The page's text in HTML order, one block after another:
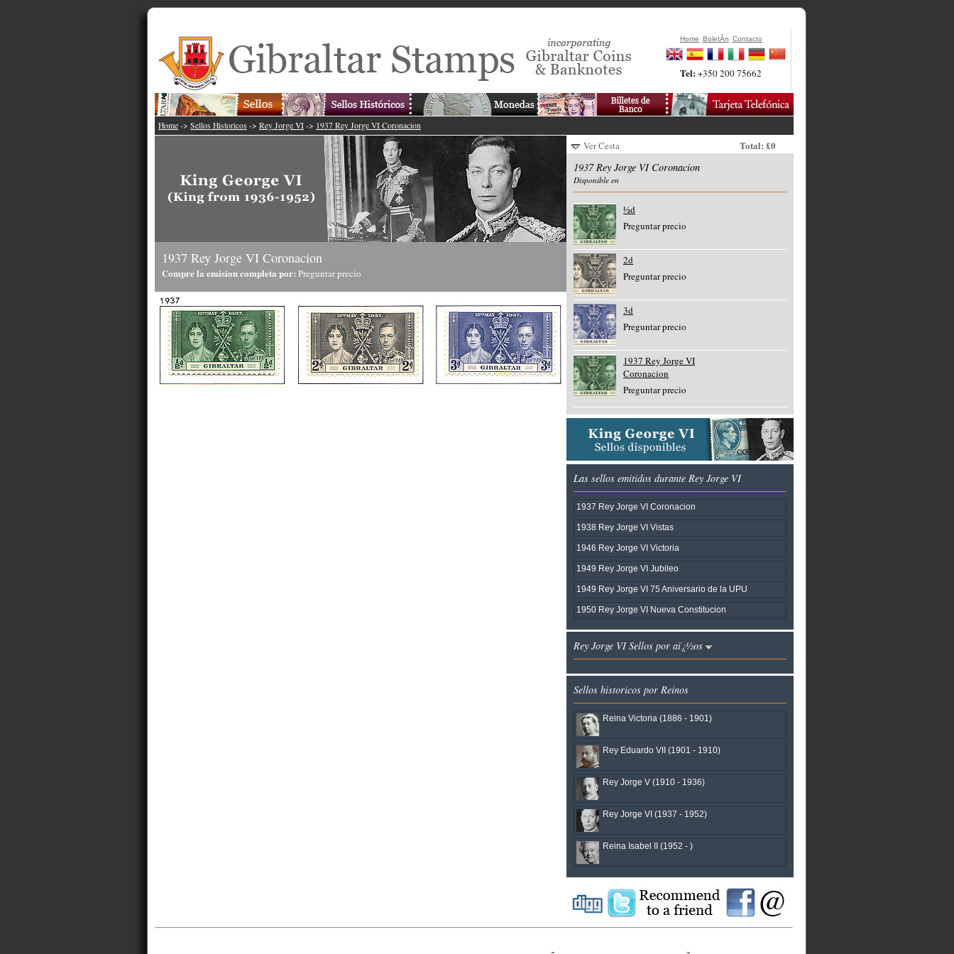
Home BoletÃ­n Contacto
Tel:+350 200 75662
Home -> Sellos Historicos -> Rey Jorge VI -> 1937 Rey Jorge VI Coronacion
1937 Rey Jorge VI Coronacion
Compre la emision completa por: Preguntar precio
Ver Cesta
Total: £0
1937 Rey Jorge VI Coronacion
Disponible en
½d
Preguntar precio
2d
Preguntar precio
3d
Preguntar precio
1937 Rey Jorge VI
Coronacion
Preguntar precio
Las sellos emitidos durante Rey Jorge VI
1937 Rey Jorge VI Coronacion
1938 Rey Jorge VI Vistas
1946 Rey Jorge VI Victoria
1949 Rey Jorge VI Jubileo
1949 Rey Jorge VI 75 Aniversario de la UPU
1950 Rey Jorge VI Nueva Constitucion
Rey Jorge VI Sellos por aï¿½os
Sellos historicos por Reinos
Reina Victoria (1886 - 1901)
Rey Eduardo VII (1901 - 1910)
Rey Jorge V (1910 - 1936)
Rey Jorge VI (1937 - 1952)
Reina Isabel II (1952 - )